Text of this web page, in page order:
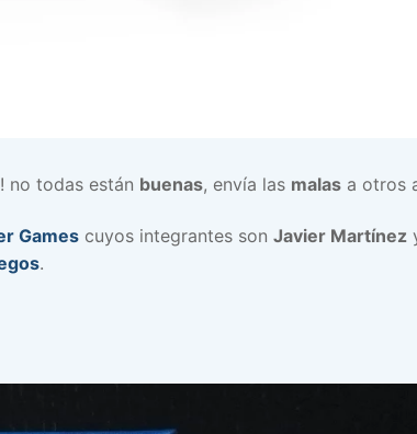
no todas están buenas, envía las malas a otros
Games cuyos integrantes son Javier Martínez
.